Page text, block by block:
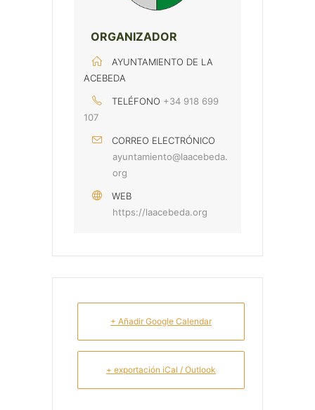
ORGANIZADOR
AYUNTAMIENTO DE LA
ACEBEDA
TELÉFONO +34 918 699
107
CORREO ELECTRÓNICO
ayuntamiento@laacebeda.
org
WEB
https://laacebeda.org
+ Añadir Google Calendar
+ exportación iCal / Outlook